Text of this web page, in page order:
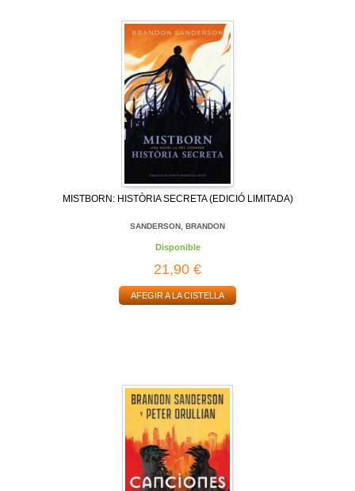
MISTBORN: HISTÒRIA SECRETA (EDICIÓ LIMITADA)
SANDERSON, BRANDON
Disponible
21,90 €
AFEGIR A LA CISTELLA